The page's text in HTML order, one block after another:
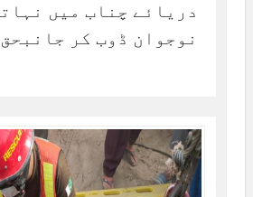
دریائے چناب میں
نوجوان ڈوب کر جانبحق